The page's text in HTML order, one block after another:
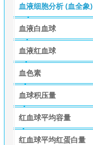
血液细胞分析 (血全象)
血液白血球
血液红血球
血色素
血球积压量
红血球平均容量
红血球平均红蛋白量